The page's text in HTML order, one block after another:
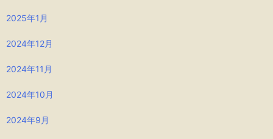
2025年1月
2024年12月
2024年11月
2024年10月
2024年9月